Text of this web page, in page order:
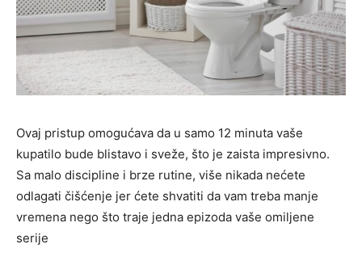
Ovaj pristup omogućava da u samo 12 minuta vaše
kupatilo bude blistavo i sveže, što je zaista impresivno.
Sa malo discipline i brze rutine, više nikada nećete
odlagati čišćenje jer ćete shvatiti da vam treba manje
vremena nego što traje jedna epizoda vaše omiljene
serije